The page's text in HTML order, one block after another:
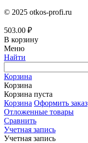
© 2025 otkos-profi.ru
503.00 ₽
В корзину
Меню
Найти
Корзина
Корзина
Корзина пуста
Корзина Оформить заказ
Отложенные товары
Сравнить
Учетная запись
Учетная запись